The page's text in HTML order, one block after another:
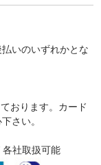
いのいずれかとな
おります。カード
さい。
社取扱可能